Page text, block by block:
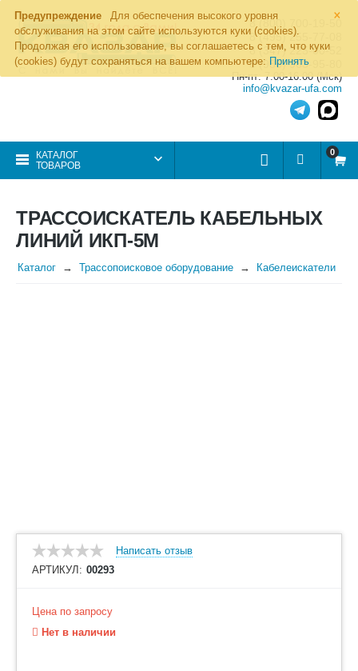
×
Предупреждение
Для обеспечения высокого уровня
обслуживания на этом сайте используются куки (cookies).
Продолжая его использование, вы соглашаетесь с тем, что куки
(cookies) будут сохраняться на вашем компьютере: Принять
8 (800) 700-19-50
8 (495) 255-77-08
8 (347) 225-00-52
8 (986) 963-95-80
Пн-пт: 7.00-16.00 (Мск)
info@kvazar-ufa.com
КАТАЛОГ
ТОВАРОВ
0
ТРАССОИСКАТЕЛЬ КАБЕЛЬНЫХ
ЛИНИЙ ИКП-5М
Каталог Трассопоисковое оборудование Кабелеискатели
Написать отзыв
АРТИКУЛ: 00293
Цена по запросу
Нет в наличии